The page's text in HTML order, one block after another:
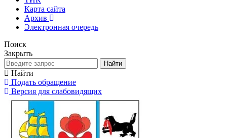
Карта сайта
Архив
Электронная очередь
Поиск
Закрыть
Найти
Найти
Подать обращение
Версия для слабовидящих